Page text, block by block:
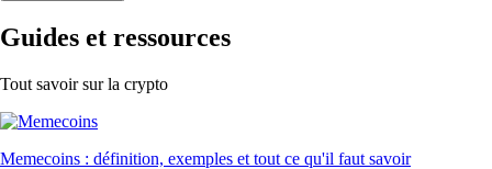
Guides et ressources
Tout savoir sur la crypto
Memecoins : définition, exemples et tout ce qu'il faut savoir